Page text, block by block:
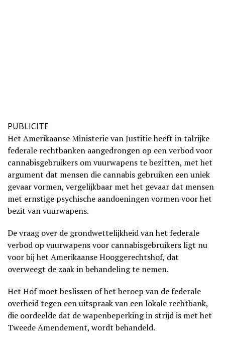
PUBLICITE
Het Amerikaanse Ministerie van Justitie heeft in talrijke
federale rechtbanken aangedrongen op een verbod voor
cannabisgebruikers om vuurwapens te bezitten, met het
argument dat mensen die cannabis gebruiken een uniek
gevaar vormen, vergelijkbaar met het gevaar dat mensen
met ernstige psychische aandoeningen vormen voor het
bezit van vuurwapens.
De vraag over de grondwettelijkheid van het federale
verbod op vuurwapens voor cannabisgebruikers ligt nu
voor bij het Amerikaanse Hooggerechtshof, dat
overweegt de zaak in behandeling te nemen.
Het Hof moet beslissen of het beroep van de federale
overheid tegen een uitspraak van een lokale rechtbank,
die oordeelde dat de wapenbeperking in strijd is met het
Tweede Amendement, wordt behandeld.